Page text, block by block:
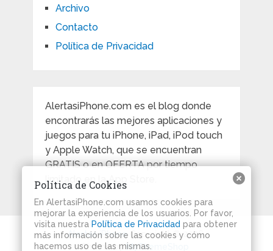
Archivo
Contacto
Política de Privacidad
AlertasiPhone.com es el blog donde
encontrarás las mejores aplicaciones y
juegos para tu iPhone, iPad, iPod touch
y Apple Watch, que se encuentran
GRATIS o en OFERTA por tiempo
limitado en la App Store.
Alertas iPhoneCopyright © 2026.
Theme byMyThemeShop
Política de Cookies
En AlertasiPhone.com usamos cookies para
mejorar la experiencia de los usuarios. Por favor,
visita nuestra Política de Privacidad para obtener
más información sobre las cookies y cómo
hacemos uso de las mismas.